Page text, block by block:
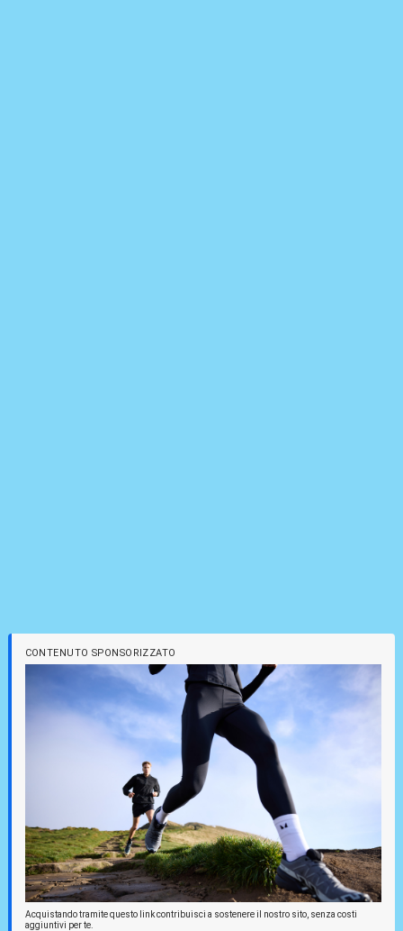
CONTENUTO SPONSORIZZATO
Acquistando tramite questo link contribuisci a sostenere il nostro sito, senza costi
aggiuntivi per te.